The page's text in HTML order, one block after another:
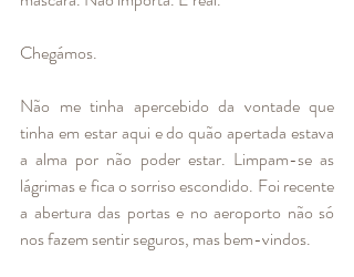
Chegámos.
Não me tinha apercebido da vontade que
tinha em estar aqui e do quão apertada estava
a alma por não poder estar. Limpam-se as
lágrimas e fica o sorriso escondido. Foi recente
a abertura das portas e no aeroporto não só
nos fazem sentir seguros, mas bem-vindos.